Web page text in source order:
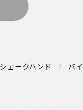
シェークハンド バ